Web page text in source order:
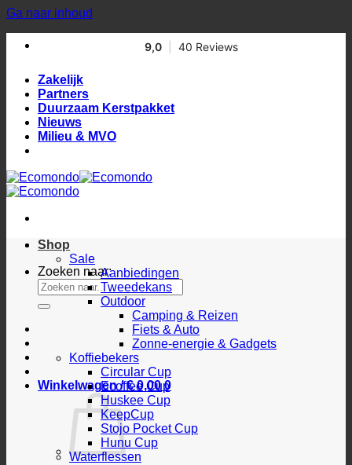
Ga naar inhoud
Zakelijk
Partners
Duurzaam Kerstpakket
Nieuws
Milieu & MVO
Zoeken naar:
Winkelwagen /€0,00 0
Shop
Sale
Aanbiedingen
Tweedekans
Outdoor
Camping & Reizen
Fiets & Auto
Zonne-energie & Gadgets
Koffiebekers
Circular Cup
Ecoffee Cup
Huskee Cup
KeepCup
Stojo Pocket Cup
Hunu Cup
Waterflessen